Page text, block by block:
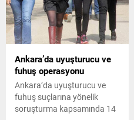
Ankara’da uyuşturucu ve
fuhuş operasyonu
Ankara’da uyuşturucu ve
fuhuş suçlarına yönelik
soruşturma kapsamında 14